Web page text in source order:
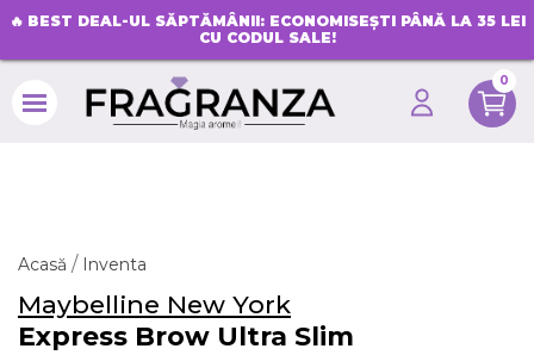
🔥 BEST DEAL-UL SĂPTĂMÂNII: ECONOMISEȘTI PÂNĂ LA 35 LEI
CU CODUL SALE!
0
Acasă Inventa
Maybelline New York
Express Brow Ultra Slim